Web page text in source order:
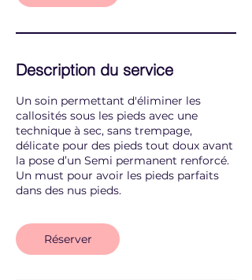
Description du service
Un soin permettant d'éliminer les
callosités sous les pieds avec une
technique à sec, sans trempage,
délicate pour des pieds tout doux avant
la pose d’un Semi permanent renforcé.
Un must pour avoir les pieds parfaits
dans des nus pieds.
Réserver